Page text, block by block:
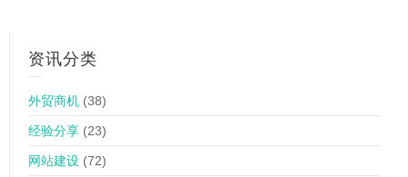
资讯分类
外贸商机 (38)
经验分享 (23)
网站建设 (72)